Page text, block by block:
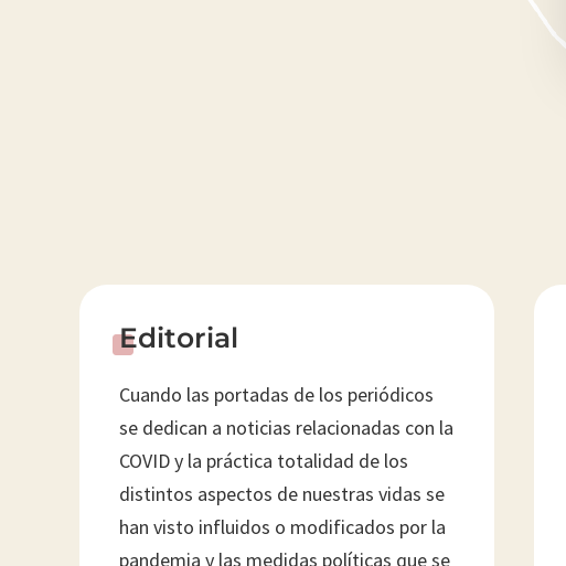
Editorial
^
Cuando las portadas de los periódicos
se dedican a noticias relacionadas con la
COVID y la práctica totalidad de los
distintos aspectos de nuestras vidas se
han visto influidos o modificados por la
pandemia y las medidas políticas que se